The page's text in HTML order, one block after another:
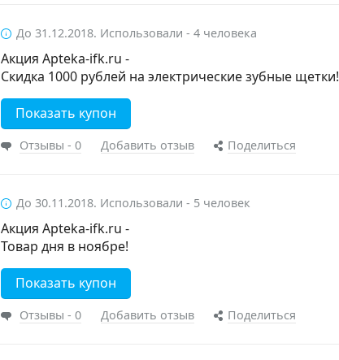
До 31.12.2018. Использовали - 4 человека
Акция Apteka-ifk.ru -
Скидка 1000 рублей на электрические зубные щетки!
Показать купон
Отзывы - 0 Добавить отзыв Поделиться
До 30.11.2018. Использовали - 5 человек
Акция Apteka-ifk.ru -
Товар дня в ноябре!
Показать купон
Отзывы - 0 Добавить отзыв Поделиться